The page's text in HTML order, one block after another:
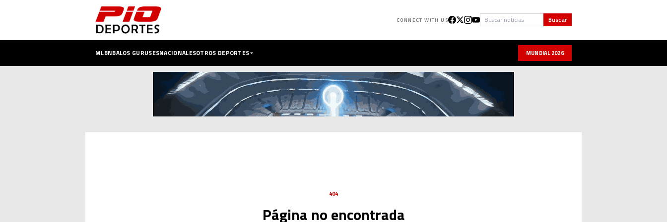
CONNECT WITH US Buscar Buscar
MLBNBALOS GURUSESNACIONALESOTROS DEPORTES MUNDIAL 2026
404
Página no encontrada